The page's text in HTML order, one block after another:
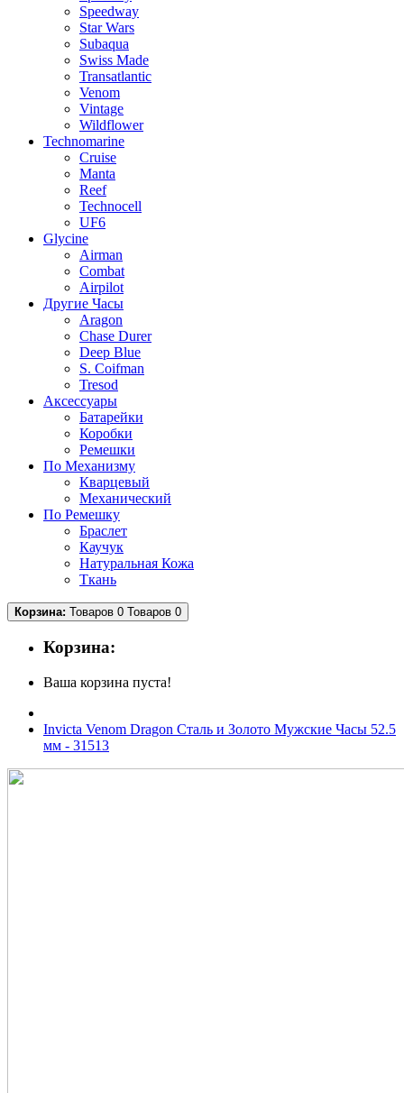
Speedway
Star Wars
Subaqua
Swiss Made
Transatlantic
Venom
Vintage
Wildflower
Technomarine
Cruise
Manta
Reef
Technocell
UF6
Glycine
Airman
Combat
Airpilot
Другие Часы
Aragon
Chase Durer
Deep Blue
S. Coifman
Tresod
Аксессуары
Батарейки
Коробки
Ремешки
По Механизму
Кварцевый
Механический
По Ремешку
Браслет
Каучук
Натуральная Кожа
Ткань
Корзина: Товаров 0 Товаров 0
Корзина:
Ваша корзина пуста!
Invicta Venom Dragon Сталь и Золото Мужские Часы 52.5
мм - 31513